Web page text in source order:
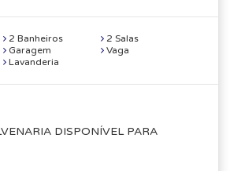
2 Banheiros
2 Salas
Garagem
Vaga
Lavanderia
DISPONÍVEL PARA